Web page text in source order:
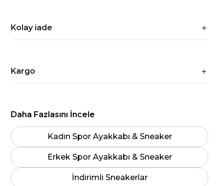
Kolay iade
Kargo
Daha Fazlasını İncele
Kadın Spor Ayakkabı & Sneaker
Erkek Spor Ayakkabı & Sneaker
İndirimli Sneakerlar